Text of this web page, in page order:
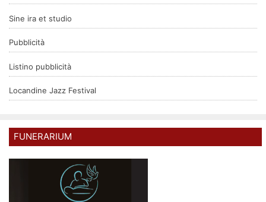
Sine ira et studio
Pubblicità
Listino pubblicità
Locandine Jazz Festival
FUNERARIUM